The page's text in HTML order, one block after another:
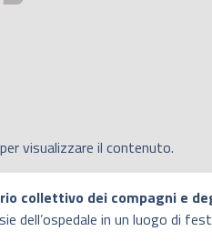
visualizzare il contenuto.
collettivo dei compagni e
dell’ospedale in un luogo di